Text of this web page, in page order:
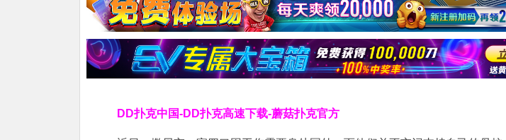
DD扑克中国-DD扑克高速下载-蘑菇扑克官方